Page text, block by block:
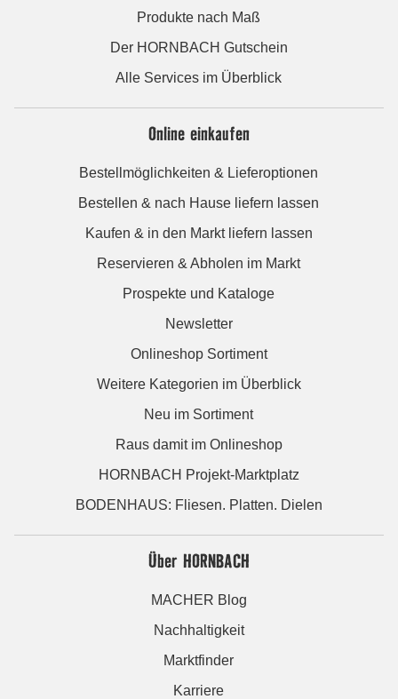
Produkte nach Maß
Der HORNBACH Gutschein
Alle Services im Überblick
Online einkaufen
Bestellmöglichkeiten & Lieferoptionen
Bestellen & nach Hause liefern lassen
Kaufen & in den Markt liefern lassen
Reservieren & Abholen im Markt
Prospekte und Kataloge
Newsletter
Onlineshop Sortiment
Weitere Kategorien im Überblick
Neu im Sortiment
Raus damit im Onlineshop
HORNBACH Projekt-Marktplatz
BODENHAUS: Fliesen. Platten. Dielen
Über HORNBACH
MACHER Blog
Nachhaltigkeit
Marktfinder
Karriere